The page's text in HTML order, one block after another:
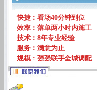
快捷：看场40分钟到位
效率：落单两小时内施工
技术：8年专业经验
服务：满意为止
规模：强强联手全城调配